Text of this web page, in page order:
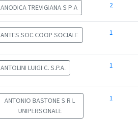
ANODICA TREVIGIANA S P A 2
ANTES SOC COOP SOCIALE 1
ANTOLINI LUIGI C. S.P.A. 1
ANTONIO BASTONE S R L
UNIPERSONALE
1